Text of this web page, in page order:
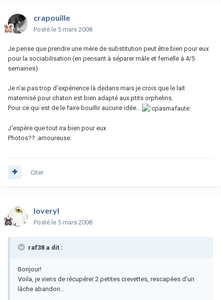
crapouille
Posté le 5 mars 2008
Je pense que prendre une mère de substitution peut être bien pour eux
pour la sociabilisation (en pensant à séparer mâle et femelle à 4/5
semaines)
Je n'ai pas trop d'expérience là dedans mais je crois que le lait
maternisé pour chaton est bien adapté aux ptits orphelins.
Pour ce qui est de le faire bouillir aucune idée...
J'espère que tout ira bien pour eux
Photos?? :amoureuse:
Citer
loveryl
Posté le 5 mars 2008
raf38 a dit :
Bonjour!
Voila, je viens de récupérer 2 petites crevettes, rescapées d'un
lâche abandon...